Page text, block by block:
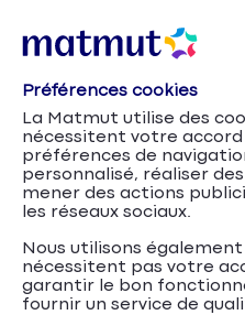
Préférences cookies
La Matmut utilise des
nécessitent votre
préférences de
personnalisé, réaliser
mener des actions
les réseaux sociaux.
Nous utilisons
nécessitent pas votre
garantir le bon
fournir un service de